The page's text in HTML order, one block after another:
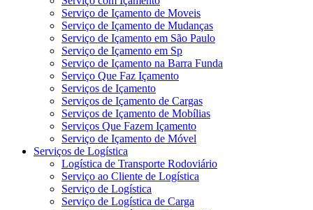
Serviço de Içamento de Moveis
Serviço de Içamento de Mudanças
Serviço de Içamento em São Paulo
Serviço de Içamento em Sp
Serviço de Içamento na Barra Funda
Serviço Que Faz Içamento
Serviços de Içamento
Serviços de Içamento de Cargas
Serviços de Içamento de Mobílias
Serviços Que Fazem Içamento
Serviço de Içamento de Móvel
Serviços de Logística
Logística de Transporte Rodoviário
Serviço ao Cliente de Logística
Serviço de Logística
Serviço de Logística de Carga